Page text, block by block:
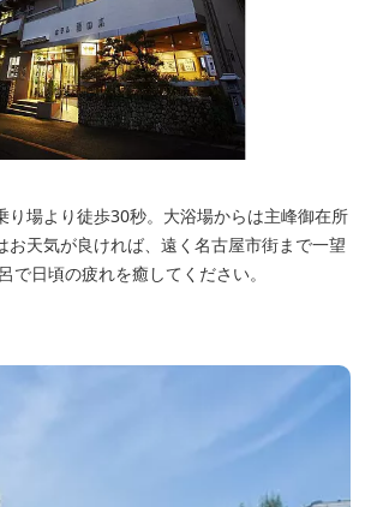
り場より徒歩30秒。大浴場からは主峰御在所
お天気が良ければ、遠く名古屋市街まで一望
で日頃の疲れを癒してください。